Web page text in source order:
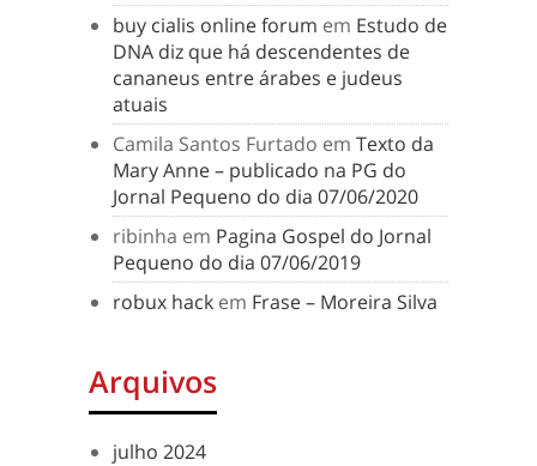
buy cialis online forum em Estudo de
DNA diz que há descendentes de
cananeus entre árabes e judeus
atuais
Camila Santos Furtado em Texto da
Mary Anne – publicado na PG do
Jornal Pequeno do dia 07/06/2020
ribinha em Pagina Gospel do Jornal
Pequeno do dia 07/06/2019
robux hack em Frase – Moreira Silva
Arquivos
julho 2024